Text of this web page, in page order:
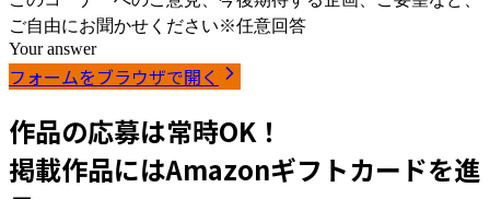
フォームをブラウザで開く
作品の応募は常時OK！
掲載作品にはAmazonギフトカードを進